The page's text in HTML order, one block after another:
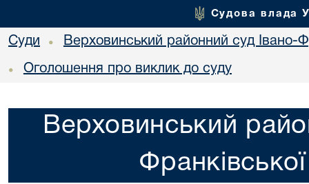
Судова влада
Суди • Верховинський районний суд Івано-
• Оголошення про виклик до суду
Верховинський